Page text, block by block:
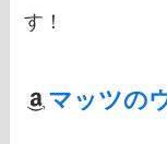
す！
マッツの